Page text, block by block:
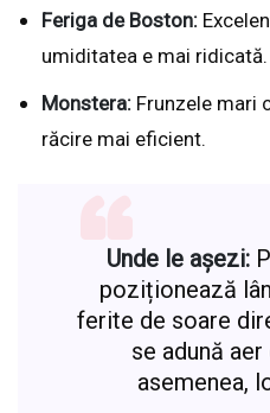
Feriga de Boston:
umiditatea e mai ridicată.
Monstera: Frunzele mari
răcire mai eficient.
Unde le așezi:
poziționează
ferite de soare
se adună
asemenea,